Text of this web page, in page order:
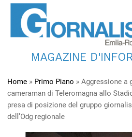
MAGAZINE
Home » Primo Piano » Aggressione a
cameraman di Teleromagna allo
presa di posizione del gruppo
dell’Odg regionale